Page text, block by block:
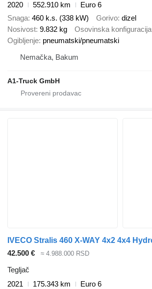
2020
552.910 km
Euro 6
Snaga 460 k.s. (338 kW) Gorivo dizel
Nosivost 9.832 kg Osovinska konfiguracija
Ogibljenje pneumatski/pneumatski
Nemačka, Bakum
A1-Truck GmbH
42.500 € ≈ 4.988.000 RSD
Tegljač
2021
175.343 km
Euro 6